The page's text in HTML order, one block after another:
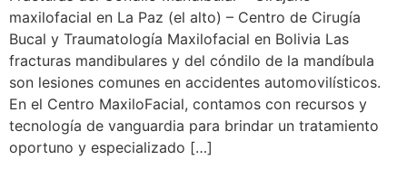
maxilofacial en La Paz (el alto) – Centro de Cirugía
Bucal y Traumatología Maxilofacial en Bolivia Las
fracturas mandibulares y del cóndilo de la mandíbula
son lesiones comunes en accidentes automovilísticos.
En el Centro MaxiloFacial, contamos con recursos y
tecnología de vanguardia para brindar un tratamiento
oportuno y especializado […]